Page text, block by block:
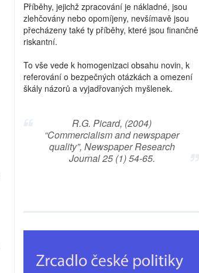
Příběhy, jejichž zpracování je nákladné, jsou
zlehčovány nebo opomíjeny, nevšímavě jsou
přecházeny také ty příběhy, které jsou finančně
riskantní.
To vše vede k homogenizaci obsahu novin, k
referování o bezpečných otázkách a omezení
škály názorů a vyjadřovaných myšlenek.
R.G. Picard, (2004)
“Commercialism and newspaper
quality”, Newspaper Research
Journal 25 (1) 54-65.